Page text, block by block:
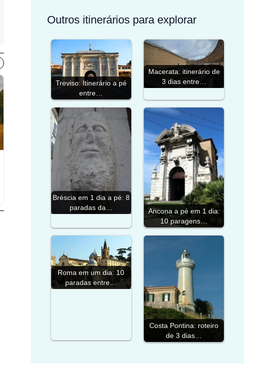
Outros itinerários para explorar
Treviso: Itinerário a pé
entre…
Macerata: itinerário de
3 dias entre…
Bréscia em 1 dia a pé: 8
paradas da…
Ancona a pé em 1 dia:
10 paragens…
Roma em um dia: 10
paradas entre…
Costa Pontina: roteiro
de 3 dias…